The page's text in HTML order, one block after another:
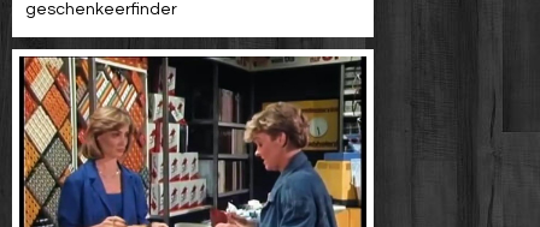
geschenkeerfinder